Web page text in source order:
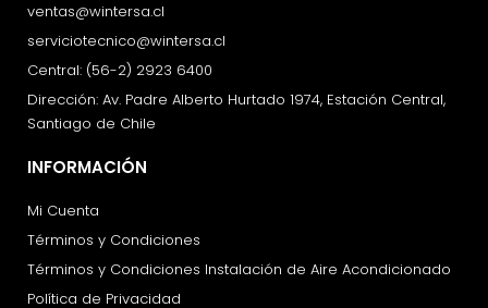
ventas@wintersa.cl
serviciotecnico@wintersa.cl
Central: (56-2) 2923 6400
Dirección: Av. Padre Alberto Hurtado 1974, Estación Central,
Santiago de Chile
INFORMACIÓN
Mi Cuenta
Términos y Condiciones
Términos y Condiciones Instalación de Aire Acondicionado
Política de Privacidad